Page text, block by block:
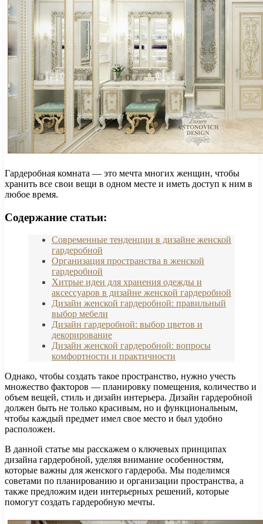
Гардеробная комната — это мечта многих женщин, чтобы
хранить все свои вещи в одном месте и иметь доступ к ним в
любое время.
Содержание статьи:
Современные тенденции в дизайне женской
гардеробной
Организация пространства в женской
гардеробной
Хитрые идеи для хранения одежды и
аксессуаров в дизайне женской гардеробной
Дизайн женской гардеробной: правильный
выбор мебели
Дизайн гардеробной: выбор цветов и
декорирование
Дизайн женской гардеробной: вопросы
комфортности и практичности
Однако, чтобы создать такое пространство, нужно учесть
множество факторов — планировку помещения, количество и
объем вещей, стиль и дизайн интерьера. Дизайн гардеробной
должен быть не только красивым, но и функциональным,
чтобы каждый предмет имел свое место и был удобно
расположен.
В данной статье мы расскажем о ключевых принципах
дизайна гардеробной, уделяя внимание особенностям,
которые важны для женского гардероба. Мы поделимся
советами по планированию и организации пространства, а
также предложим идеи интерьерных решений, которые
помогут создать гардеробную мечты.